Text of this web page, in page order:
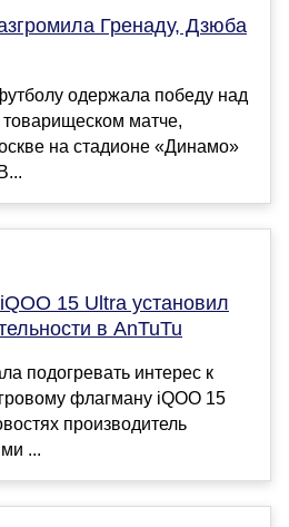
Гренаду, Дзюба
одержала победу над
матче,
на стадионе «Динамо»
15 Ultra установил
в AnTuTu
подогревать интерес к
флагману iQOO 15
производитель
...